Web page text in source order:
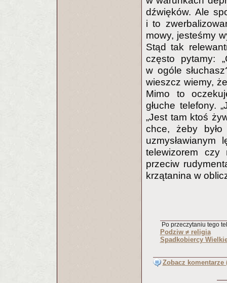
dźwięków. Ale
i to
mowy, jesteśmy
Stąd tak
często pytamy:
w ogóle
wieszcz wiemy, że
Mimo to
głuche telefony.
„Jest tam ktoś
chce, żeby
uzmysławianym
telewizorem czy
przeciw
krzątanina w
Po przeczytaniu tego
Podziw ≠ religia
Spadkobiercy
Zobacz komentarze